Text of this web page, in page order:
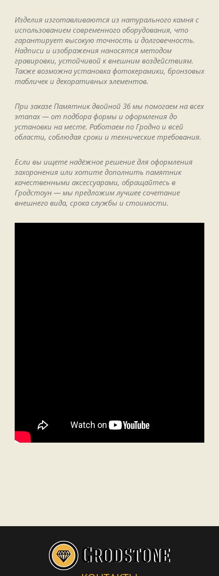
Изделия изготавливаются из натурального камня с
использованием современного оборудования, что
гарантирует высокую точность и долговечность.
Надписи и изображения наносятся методом
гравировки, устойчивой к внешним воздействиям.
Также возможна установка фотокерамики, бронзовых
табличек и декоративных элементов.
При заказе Памятник двойной 36 мы помогаем на всех
этапах — от подбора формы и оформления до
установки на месте. Работаем по Гродно и всей
области, соблюдая сроки и технические требования.
Если вы ищете надёжное решение для оформления
захоронения или хотите дополнить памятник
качественными аксессуарами, обращайтесь в
Гродстоун — мы предложим лучшее сочетание
внешнего вида, срока службы и стоимости.